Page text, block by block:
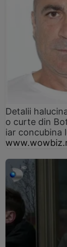
Detalii
o curte din
iar concubina